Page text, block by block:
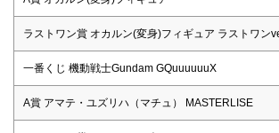
ラストワン賞 オカルン(変身)フィギュア ラストワン
一番くじ 機動戦士Gundam GQuuuuuuX
A賞 アマテ・ユズリハ（マチュ） MASTERLISE